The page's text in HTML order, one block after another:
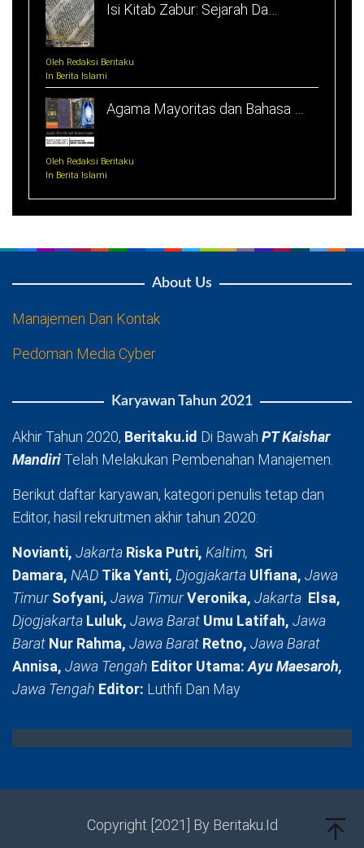
Isi Kitab Zabur: Sejarah Da…
Oleh Redaksi Beritaku
In Berita Islami
Agama Mayoritas dan Bahasa …
Oleh Redaksi Beritaku
In Berita Islami
About Us
Manajemen Dan Kontak
Pedoman Media Cyber
Karyawan Tahun 2021
Akhir Tahun 2020, Beritaku.id Di Bawah PT Kaishar
MandiriTelah Melakukan Pembenahan Manajemen.
Berikut daftar karyawan, kategori penulis tetap dan
Editor, hasil rekruitmen akhir tahun 2020:
Novianti, Jakarta Riska Putri, Kaltim, Sri
Damara, NAD Tika Yanti, Djogjakarta Ulfiana, Jawa
TimurSofyani, Jawa TimurVeronika, Jakarta Elsa,
Djogjakarta Luluk, Jawa Barat Umu Latifah, Jawa
Barat Nur Rahma, Jawa Barat Retno, Jawa Barat
Annisa, Jawa Tengah Editor Utama:Ayu Maesaroh,
Jawa Tengah Editor: Luthfi Dan May
Copyright [2021] By Beritaku.Id